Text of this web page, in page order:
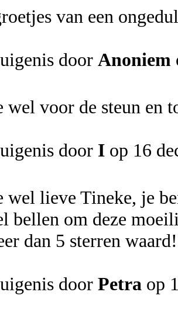
van een
door Anoniem
wel voor de steun en
door I op 16
wel lieve Tineke, je
bellen om deze
dan 5 sterren
door Petra op